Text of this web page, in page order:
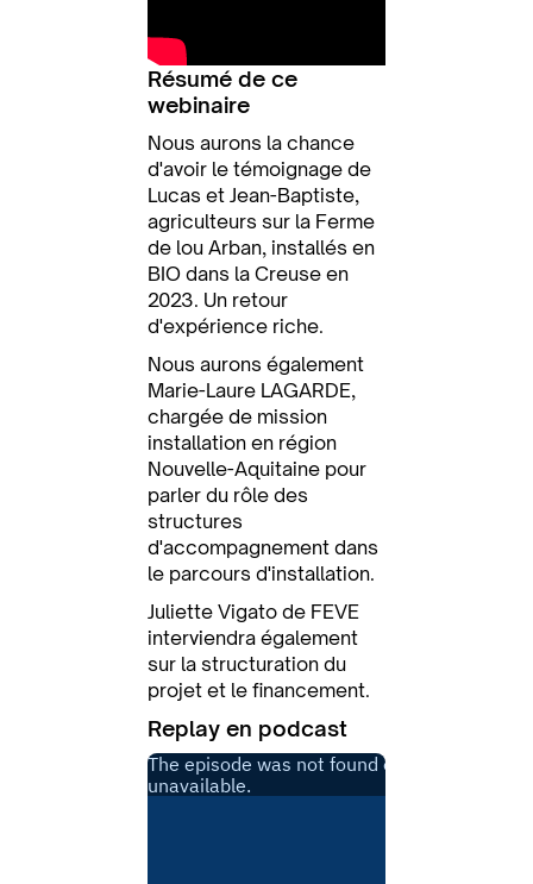
Résumé de ce
webinaire
Nous aurons la chance
d'avoir le témoignage de
Lucas et Jean-Baptiste,
agriculteurs sur la Ferme
de lou Arban, installés en
BIO dans la Creuse en
2023. Un retour
d'expérience riche.
Nous aurons également
Marie-Laure LAGARDE,
chargée de mission
installation en région
Nouvelle-Aquitaine pour
parler du rôle des
structures
d'accompagnement dans
le parcours d'installation.
Juliette Vigato de FEVE
interviendra également
sur la structuration du
projet et le financement.
Replay en podcast